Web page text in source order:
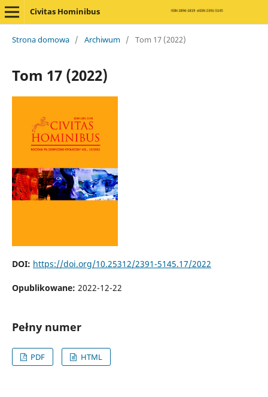
Civitas Hominibus
Strona domowa / Archiwum / Tom 17 (2022)
Tom 17 (2022)
DOI: https://doi.org/10.25312/2391-5145.17/2022
Opublikowane: 2022-12-22
Pełny numer
PDF HTML